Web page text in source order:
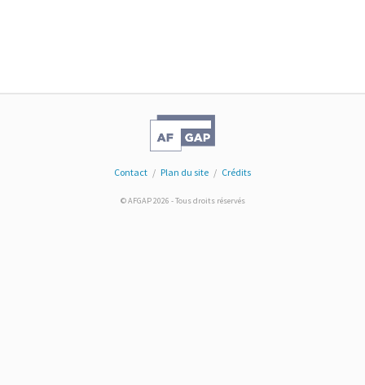
Contact / Plan du site / Crédits
© AFGAP 2026 - Tous droits réservés